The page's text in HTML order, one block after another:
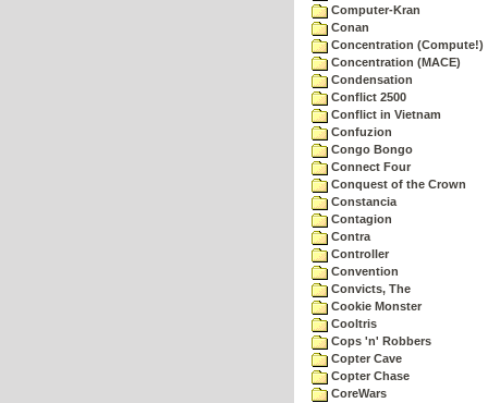
Computer-Kran
Conan
Concentration (Compute!)
Concentration (MACE)
Condensation
Conflict 2500
Conflict in Vietnam
Confuzion
Congo Bongo
Connect Four
Conquest of the Crown
Constancia
Contagion
Contra
Controller
Convention
Convicts, The
Cookie Monster
Cooltris
Cops 'n' Robbers
Copter Cave
Copter Chase
CoreWars